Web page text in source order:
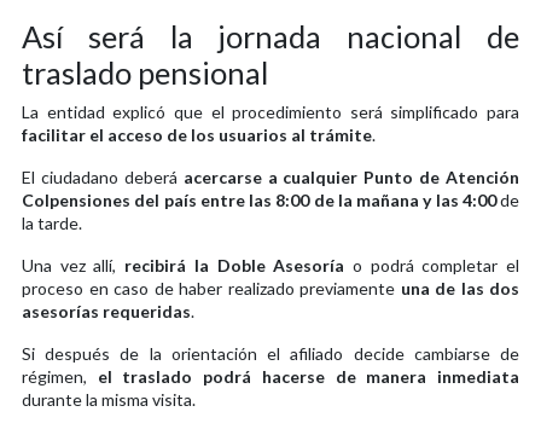
Así será la jornada nacional de
traslado pensional
La entidad explicó que el procedimiento será simplificado para
facilitar el acceso de los usuarios al trámite.
El ciudadano deberá acercarse a cualquier Punto de Atención
Colpensiones del país entre las 8:00 de la mañana y las 4:00de
la tarde.
Una vez allí, recibirá la Doble Asesoría o podrá completar el
proceso en caso de haber realizado previamente una de las dos
asesorías requeridas.
Si después de la orientación el afiliado decide cambiarse de
régimen, el traslado podrá hacerse de manera inmediata
durante la misma visita.